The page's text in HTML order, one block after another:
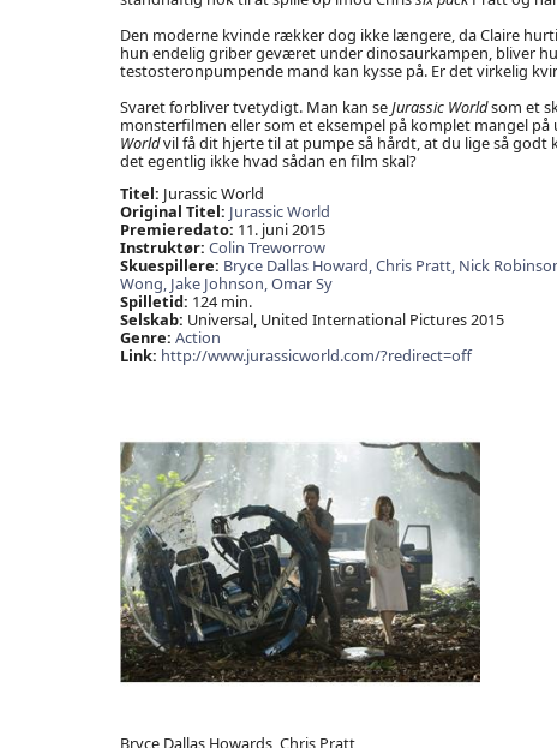
Den moderne kvinde rækker dog ikke længere, da Claire
hun endelig griber geværet under dinosaurkampen, bliver
testosteronpumpende mand kan kysse på. Er det virkelig
Svaret forbliver tvetydigt. Man kan seJurassic Worldsom et
monsterfilmen eller som et eksempel på komplet mangel
Worldvil få dit hjerte til at pumpe så hårdt, at du lige så godt
det egentlig ikke hvad sådan en film skal?
Titel: Jurassic World
Original Titel: Jurassic World
Premieredato: 11. juni 2015
Instruktør: Colin Treworrow
Skuespillere: Bryce Dallas Howard,Chris Pratt, Nick
Wong, Jake Johnson,Omar Sy
Spilletid: 124 min.
Selskab: Universal, United International Pictures 2015
Genre: Action
Link: http://www.jurassicworld.com/?redirect=off
Bryce Dallas Howards, Chris Pratt